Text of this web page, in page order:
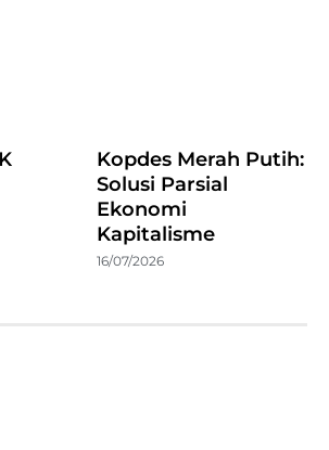
Kopdes Merah Putih:
Solusi Parsial
Ekonomi
Kapitalisme
16/07/2026